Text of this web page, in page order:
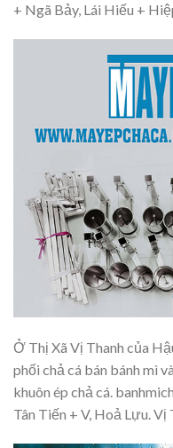
+ Ngã Bảy, Lái Hiếu +
Ở Thị Xã Vị Thanh của
phối chả cá bán bánh mì
khuôn ép chả cá.
Tân Tiến + V, Hoả Lựu.